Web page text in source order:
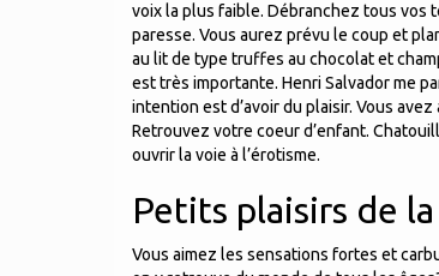
voix la plus faible. Débranchez tous vos
paresse. Vous aurez prévu le coup et
au lit de type truffes au chocolat et
est très importante. Henri Salvador me
intention est d’avoir du plaisir. Vous
Retrouvez votre coeur d’enfant.
ouvrir la voie à l’érotisme.
Petits plaisirs de
Vous aimez les sensations fortes et